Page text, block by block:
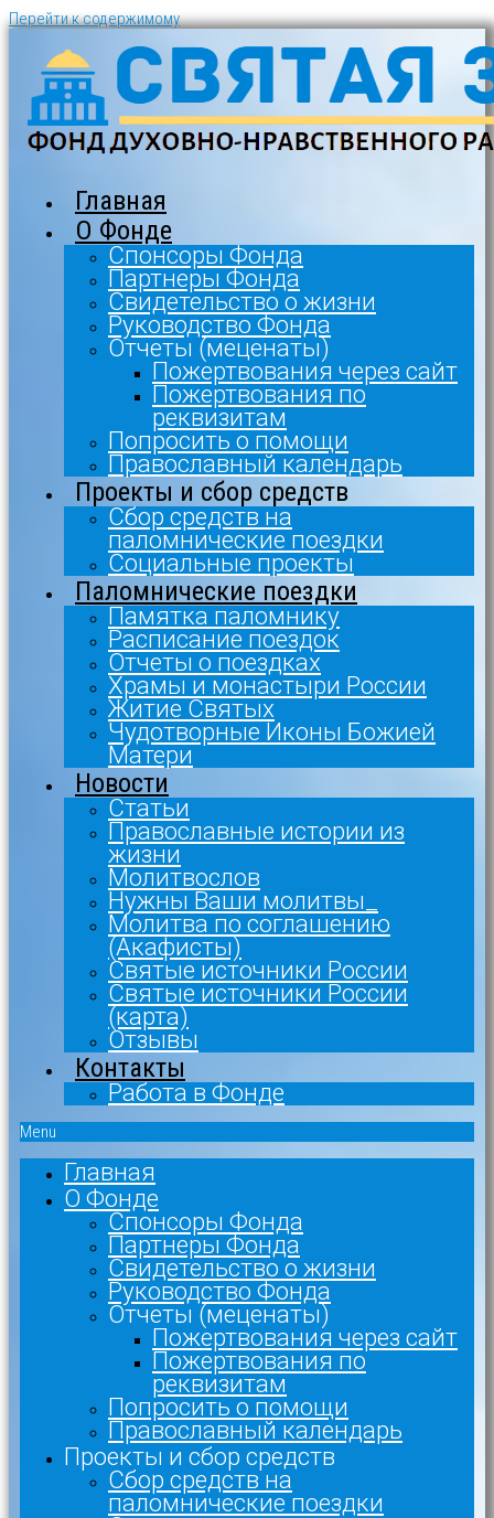
Перейти к содержимому
Главная
О Фонде
Спонсоры Фонда
Партнеры Фонда
Свидетельство о жизни
Руководство Фонда
Отчеты (меценаты)
Пожертвования через сайт
Пожертвования по
реквизитам
Попросить о помощи
Православный календарь
Проекты и сбор средств
Сбор средств на
паломнические поездки
Социальные проекты
Паломнические поездки
Памятка паломнику
Расписание поездок
Отчеты о поездках
Храмы и монастыри России
Житие Святых
Чудотворные Иконы Божией
Матери
Новости
Статьи
Православные истории из
жизни
Молитвослов
Нужны Ваши молитвы_
Молитва по соглашению
(Акафисты)
Святые источники России
Святые источники России
(карта)
Отзывы
Контакты
Работа в Фонде
Menu
Главная
О Фонде
Спонсоры Фонда
Партнеры Фонда
Свидетельство о жизни
Руководство Фонда
Отчеты (меценаты)
Пожертвования через сайт
Пожертвования по
реквизитам
Попросить о помощи
Православный календарь
Проекты и сбор средств
Сбор средств на
паломнические поездки